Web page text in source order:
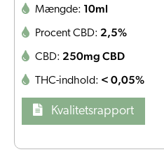
Mængde: 10ml
Procent CBD: 2,5%
CBD: 250mg CBD
THC-indhold: < 0,05%
Kvalitetsrapport